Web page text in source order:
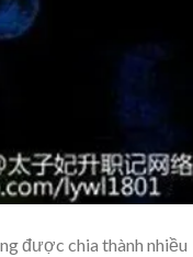
được chia thành nhiều